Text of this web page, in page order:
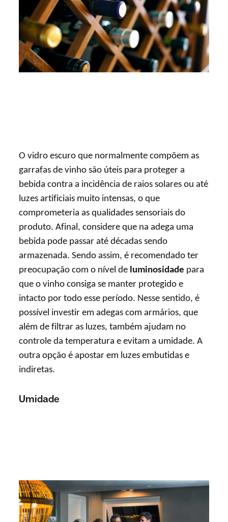
O vidro escuro que normalmente compõem as
garrafas de vinho são úteis para proteger a
bebida contra a incidência de raios solares ou até
luzes artificiais muito intensas, o que
comprometeria as qualidades sensoriais do
produto. Afinal, considere que na adega uma
bebida pode passar até décadas sendo
armazenada. Sendo assim, é recomendado ter
preocupação com o nível de luminosidade para
que o vinho consiga se manter protegido e
intacto por todo esse período. Nesse sentido, é
possível investir em adegas com armários, que
além de filtrar as luzes, também ajudam no
controle da temperatura e evitam a umidade. A
outra opção é apostar em luzes embutidas e
indiretas.
Umidade